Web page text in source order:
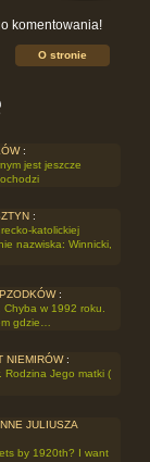
komentowania!
O stronie
:
jest jeszcze
:
katolickiej
nazwiska: Winnicki,
:
Chyba w 1992 roku.
gdzie…
NIEMIRÓW:
Rodzina Jego matki (
JULIUSZA
by 1920th? I want